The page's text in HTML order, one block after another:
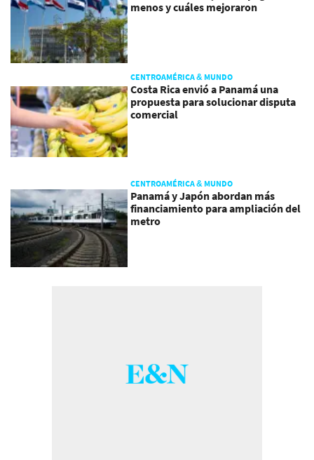
menos y cuáles mejoraron
CENTROAMÉRICA & MUNDO
Costa Rica envió a Panamá una
propuesta para solucionar disputa
comercial
CENTROAMÉRICA & MUNDO
Panamá y Japón abordan más
financiamiento para ampliación del
metro